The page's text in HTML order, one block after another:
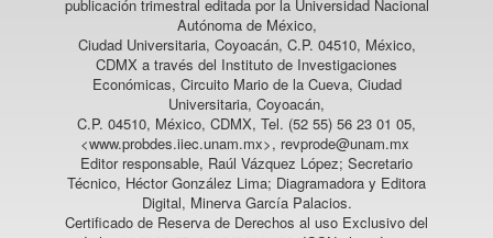
publicación trimestral editada por la Universidad Nacional
Autónoma de México,
Ciudad Universitaria, Coyoacán, C.P. 04510, México,
CDMX a través del Instituto de Investigaciones
Económicas, Circuito Mario de la Cueva, Ciudad
Universitaria, Coyoacán,
C.P. 04510, México, CDMX, Tel. (52 55) 56 23 01 05,
<www.probdes.iiec.unam.mx>, revprode@unam.mx
Editor responsable, Raúl Vázquez López; Secretario
Técnico, Héctor González Lima; Diagramadora y Editora
Digital, Minerva García Palacios.
Certificado de Reserva de Derechos al uso Exclusivo del